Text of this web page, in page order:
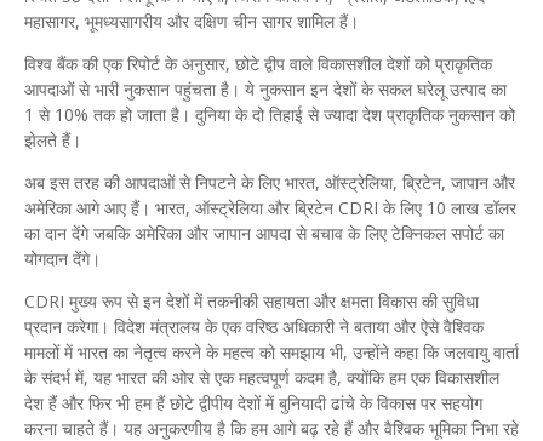
महासागर, भूमध्यसागरीय और दक्षिण चीन सागर शामिल हैं।
विश्व बैंक की एक रिपोर्ट के अनुसार, छोटे द्वीप वाले विकासशील देशों को प्राकृतिक
आपदाओं से भारी नुकसान पहुंचता है। ये नुकसान इन देशों के सकल घरेलू उत्पाद का
1 से 10% तक हो जाता है। दुनिया के दो तिहाई से ज्यादा देश प्राकृतिक नुकसान को
झेलते हैं।
अब इस तरह की आपदाओं से निपटने के लिए भारत, ऑस्ट्रेलिया, ब्रिटेन, जापान और
अमेरिका आगे आए हैं। भारत, ऑस्ट्रेलिया और ब्रिटेन CDRI के लिए 10 लाख डॉलर
का दान देंगे जबकि अमेरिका और जापान आपदा से बचाव के लिए टेक्निकल सपोर्ट का
योगदान देंगे।
CDRI मुख्य रूप से इन देशों में तकनीकी सहायता और क्षमता विकास की सुविधा
प्रदान करेगा। विदेश मंत्रालय के एक वरिष्ठ अधिकारी ने बताया और ऐसे वैश्विक
मामलों में भारत का नेतृत्व करने के महत्व को समझाय भी, उन्होंने कहा कि जलवायु वार्ता
के संदर्भ में, यह भारत की ओर से एक महत्वपूर्ण कदम है, क्योंकि हम एक विकासशील
देश हैं और फिर भी हम हैं छोटे द्वीपीय देशों में बुनियादी ढांचे के विकास पर सहयोग
करना चाहते हैं। यह अनुकरणीय है कि हम आगे बढ़ रहे हैं और वैश्विक भूमिका निभा रहे